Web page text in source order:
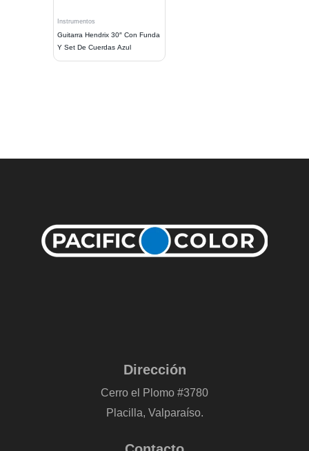
Instrumentos
Guitarra Hendrix 30″ Con Funda
Y Set De Cuerdas Azul
Dirección
Cerro el Plomo #3780
Placilla, Valparaíso.